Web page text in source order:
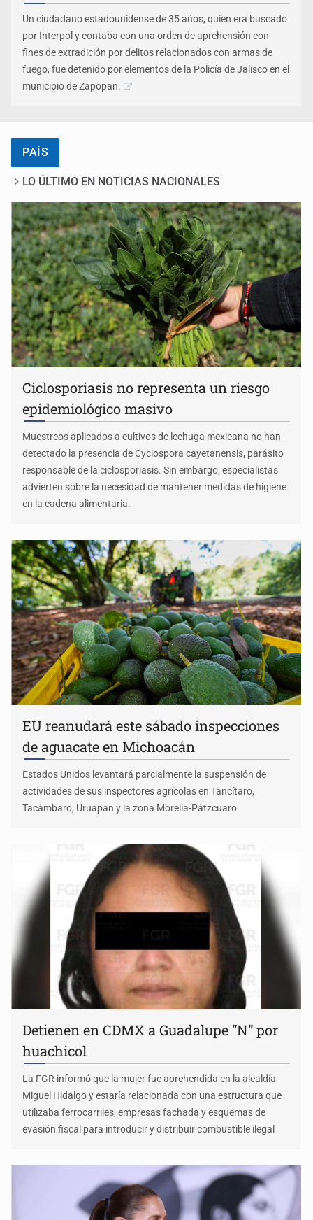
Un ciudadano estadounidense de 35 años, quien era buscado
por Interpol y contaba con una orden de aprehensión con
fines de extradición por delitos relacionados con armas de
fuego, fue detenido por elementos de la Policía de Jalisco en el
municipio de Zapopan.
PAÍS
LO ÚLTIMO EN NOTICIAS NACIONALES
Ciclosporiasis no representa un riesgo
epidemiológico masivo
Muestreos aplicados a cultivos de lechuga mexicana no han
detectado la presencia de Cyclospora cayetanensis, parásito
responsable de la ciclosporiasis. Sin embargo, especialistas
advierten sobre la necesidad de mantener medidas de higiene
en la cadena alimentaria.
EU reanudará este sábado inspecciones
de aguacate en Michoacán
Estados Unidos levantará parcialmente la suspensión de
actividades de sus inspectores agrícolas en Tancítaro,
Tacámbaro, Uruapan y la zona Morelia-Pátzcuaro
Detienen en CDMX a Guadalupe “N” por
huachicol
La FGR informó que la mujer fue aprehendida en la alcaldía
Miguel Hidalgo y estaría relacionada con una estructura que
utilizaba ferrocarriles, empresas fachada y esquemas de
evasión fiscal para introducir y distribuir combustible ilegal